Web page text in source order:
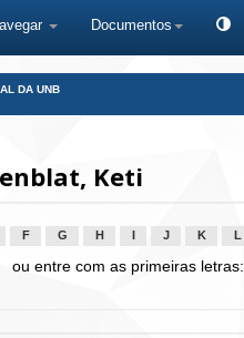
Documentos
DA UNB
Keti
F G H J K L
ou entre com as primeiras letras: